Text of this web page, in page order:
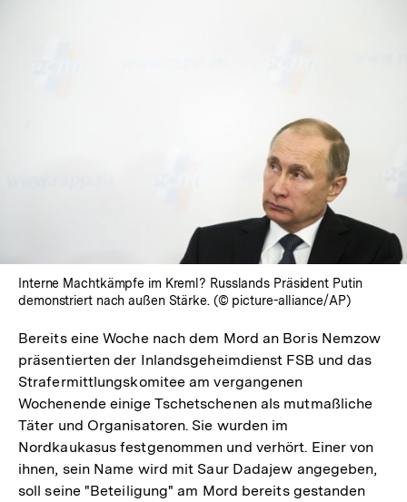
Interne Machtkämpfe im Kreml? Russlands Präsident Putin
demonstriert nach außen Stärke. (© picture-alliance/AP)
Bereits eine Woche nach dem Mord an Boris Nemzow
präsentierten der Inlandsgeheimdienst FSB und das
Strafermittlungskomitee am vergangenen
Wochenende einige Tschetschenen als mutmaßliche
Täter und Organisatoren. Sie wurden im
Nordkaukasus festgenommen und verhört. Einer von
ihnen, sein Name wird mit Saur Dadajew angegeben,
soll seine "Beteiligung" am Mord bereits gestanden